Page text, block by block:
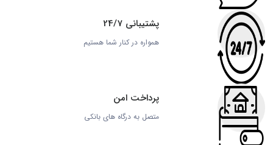
پشتیبانی 24/7
همواره در کنار شما هستیم
پرداخت امن
متصل به درگاه های بانکی